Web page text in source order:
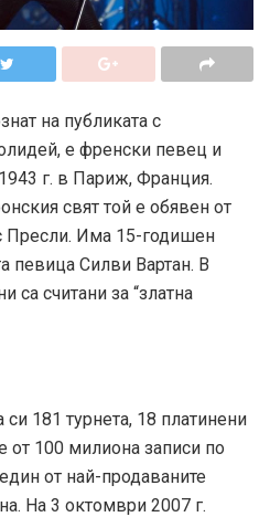
на публиката с
е френски певец и
г. в Париж, Франция.
свят той е обявен от
Пресли. Има 15-годишен
певица Силви Вартан. В
са считани за “златна
181 турнета, 18 платинени
от 100 милиона записи по
от най-продаваните
На 3 октомври 2007 г.